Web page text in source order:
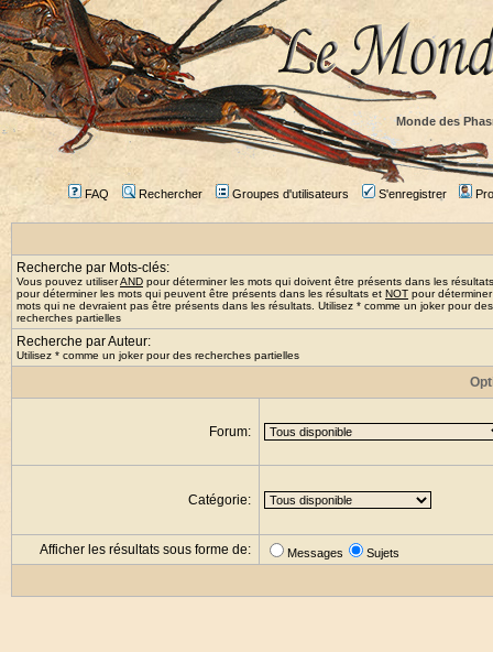
Monde des
FAQ Rechercher Groupes d'utilisateurs S'enregistrer
Recherche par Mots-clés:
Vous pouvez utiliserAND pour déterminer les mots qui doivent être présents dans les
pour déterminer les mots qui peuvent être présents dans les résultats et NOT pour
mots qui ne devraient pas être présents dans les résultats. Utilisez * comme un joker pour des
recherches partielles
Recherche par Auteur:
Utilisez * comme un joker pour des recherches partielles
Forum:
Catégorie:
Afficher les résultats sous forme de: Messages Sujets